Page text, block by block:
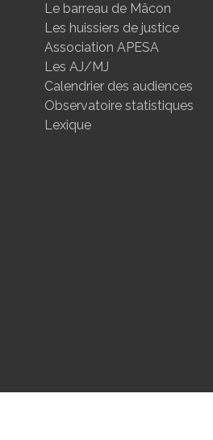
Le barreau de Mâcon
Les huissiers de justice
Association APESA
Les AJ/MJ
Calendrier des audiences
Observatoire statistiques
Lexique